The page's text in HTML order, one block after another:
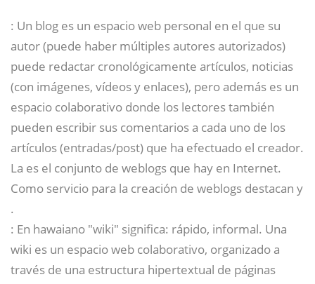
: Un blog es un espacio web personal en el que su
autor (puede haber múltiples autores autorizados)
puede redactar cronológicamente artículos, noticias
(con imágenes, vídeos y enlaces), pero además es un
espacio colaborativo donde los lectores también
pueden escribir sus comentarios a cada uno de los
artículos (entradas/post) que ha efectuado el creador.
La es el conjunto de weblogs que hay en Internet.
Como servicio para la creación de weblogs destacan y
.
: En hawaiano "wiki" significa: rápido, informal. Una
wiki es un espacio web colaborativo, organizado a
través de una estructura hipertextual de páginas